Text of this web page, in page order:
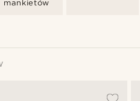
mankietów